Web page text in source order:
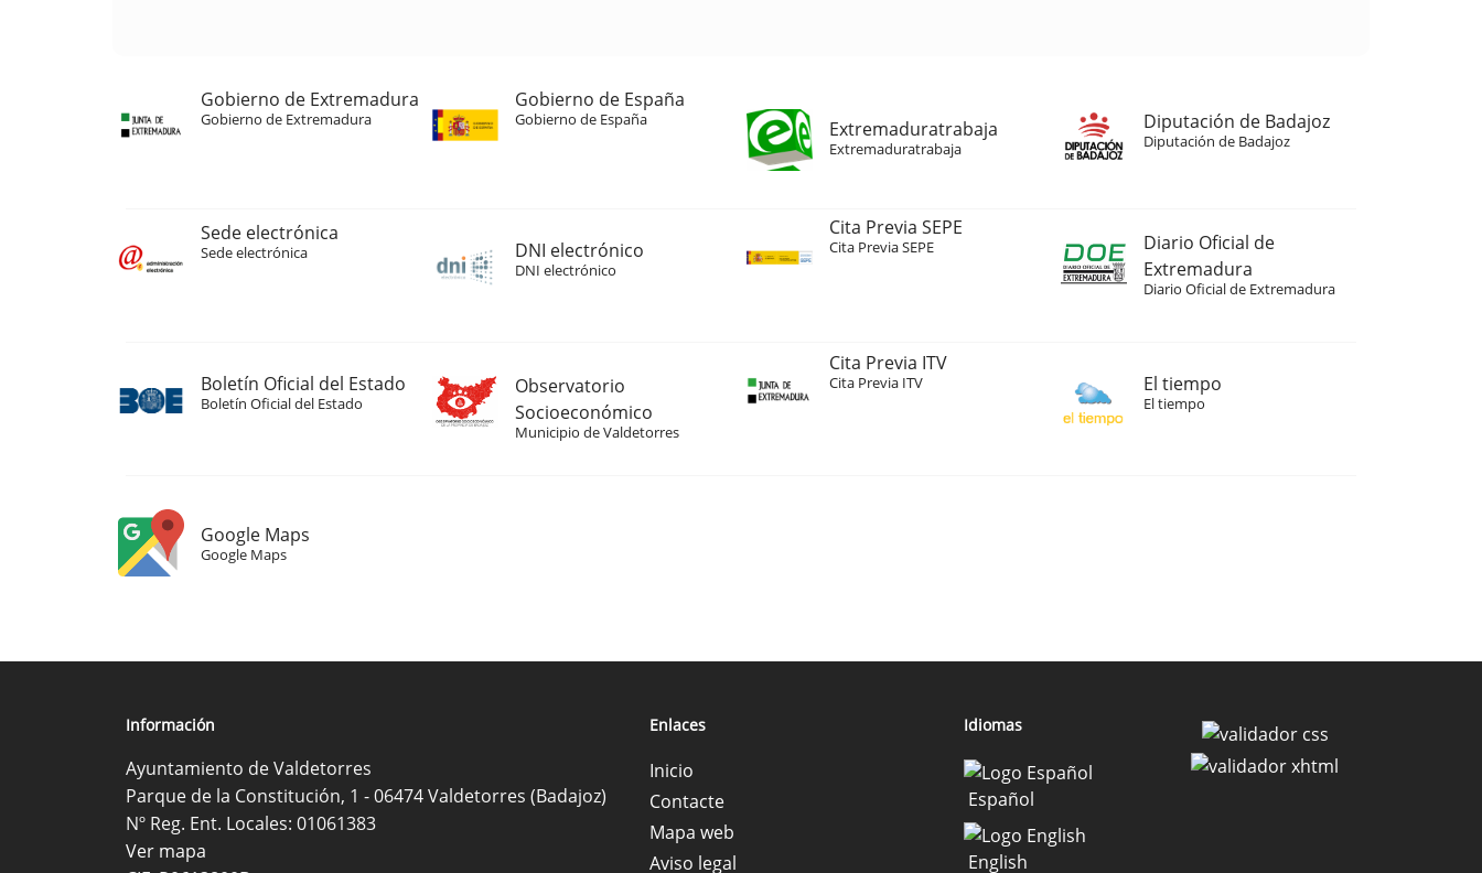
Gobierno de Extremadura
Gobierno de Extremadura
Gobierno de España
Gobierno de España Extremaduratrabaja
Extremaduratrabaja
Diputación de Badajoz
Diputación de Badajoz
Sede electrónica
Sede electrónica DNI electrónico
DNI electrónico
Cita Previa SEPE
Cita Previa SEPE
Diario Oficial de
Extremadura
Diario Oficial de Extremadura
Boletín Oficial del Estado
Boletín Oficial del Estado
Observatorio
Socioeconómico
Municipio de Valdetorres
Cita Previa ITV
Cita Previa ITV El tiempo
El tiempo
Google Maps
Google Maps
Información
Ayuntamiento de Valdetorres
Parque de la Constitución, 1 - 06474 Valdetorres (Badajoz)
Nº Reg. Ent. Locales: 01061383
Ver mapa
Enlaces
Inicio
Contacte
Mapa web
Aviso legal
Idiomas
Español
English